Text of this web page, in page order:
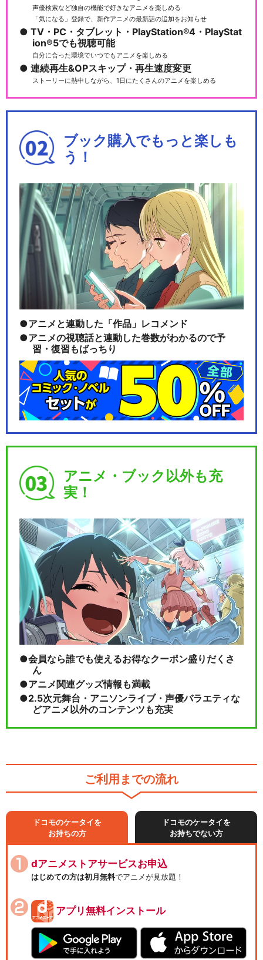
声優検索など独自の機能で好きなアニメを楽しめる
「気になる」登録で、新作アニメの最新話の追加をお知らせ
TV・PC・タブレット・PlayStation®4・PlayStat
ion®5でも視聴可能
自分に合った環境でいつでもアニメを楽しめる
連続再生&OPスキップ・再生速度変更
ストーリーに熱中しながら、1日にたくさんのアニメを楽しめる
ブック購入でもっと楽しも
う！
アニメと連動した「作品」レコメンド
アニメの視聴話と連動した巻数がわかるので予
習・復習もばっちり
アニメ・ブック以外も充
実！
会員なら誰でも使えるお得なクーポン盛りだくさ
ん
アニメ関連グッズ情報も満載
2.5次元舞台・アニソンライブ・声優バラエティな
どアニメ以外のコンテンツも充実
ご利用までの流れ
ドコモのケータイを
お持ちの方
ドコモのケータイを
お持ちでない方
dアニメストアサービスお申込
はじめての方は初月無料でアニメが見放題！
アプリ無料インストール